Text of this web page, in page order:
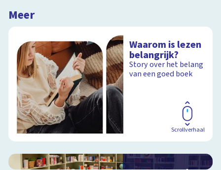
Meer
Waarom is lezen
belangrijk?
Story over het belang
van een goed boek
Scrollverhaal